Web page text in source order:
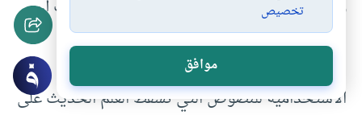
وكان أيضًا باحثًا في الإعجاز العلمي ، يُظهر كيف أن
القرآن الكريم يحتوي على معلومات تسبق العلم
الحديث، لكنه كان دائمًا يحذر من القراءة
الاستخدامية للنصوص التي تُسقط العلم الحديث على
تخصيص
موافق